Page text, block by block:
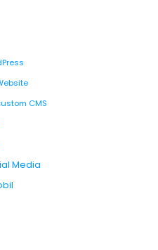
CMS
Media